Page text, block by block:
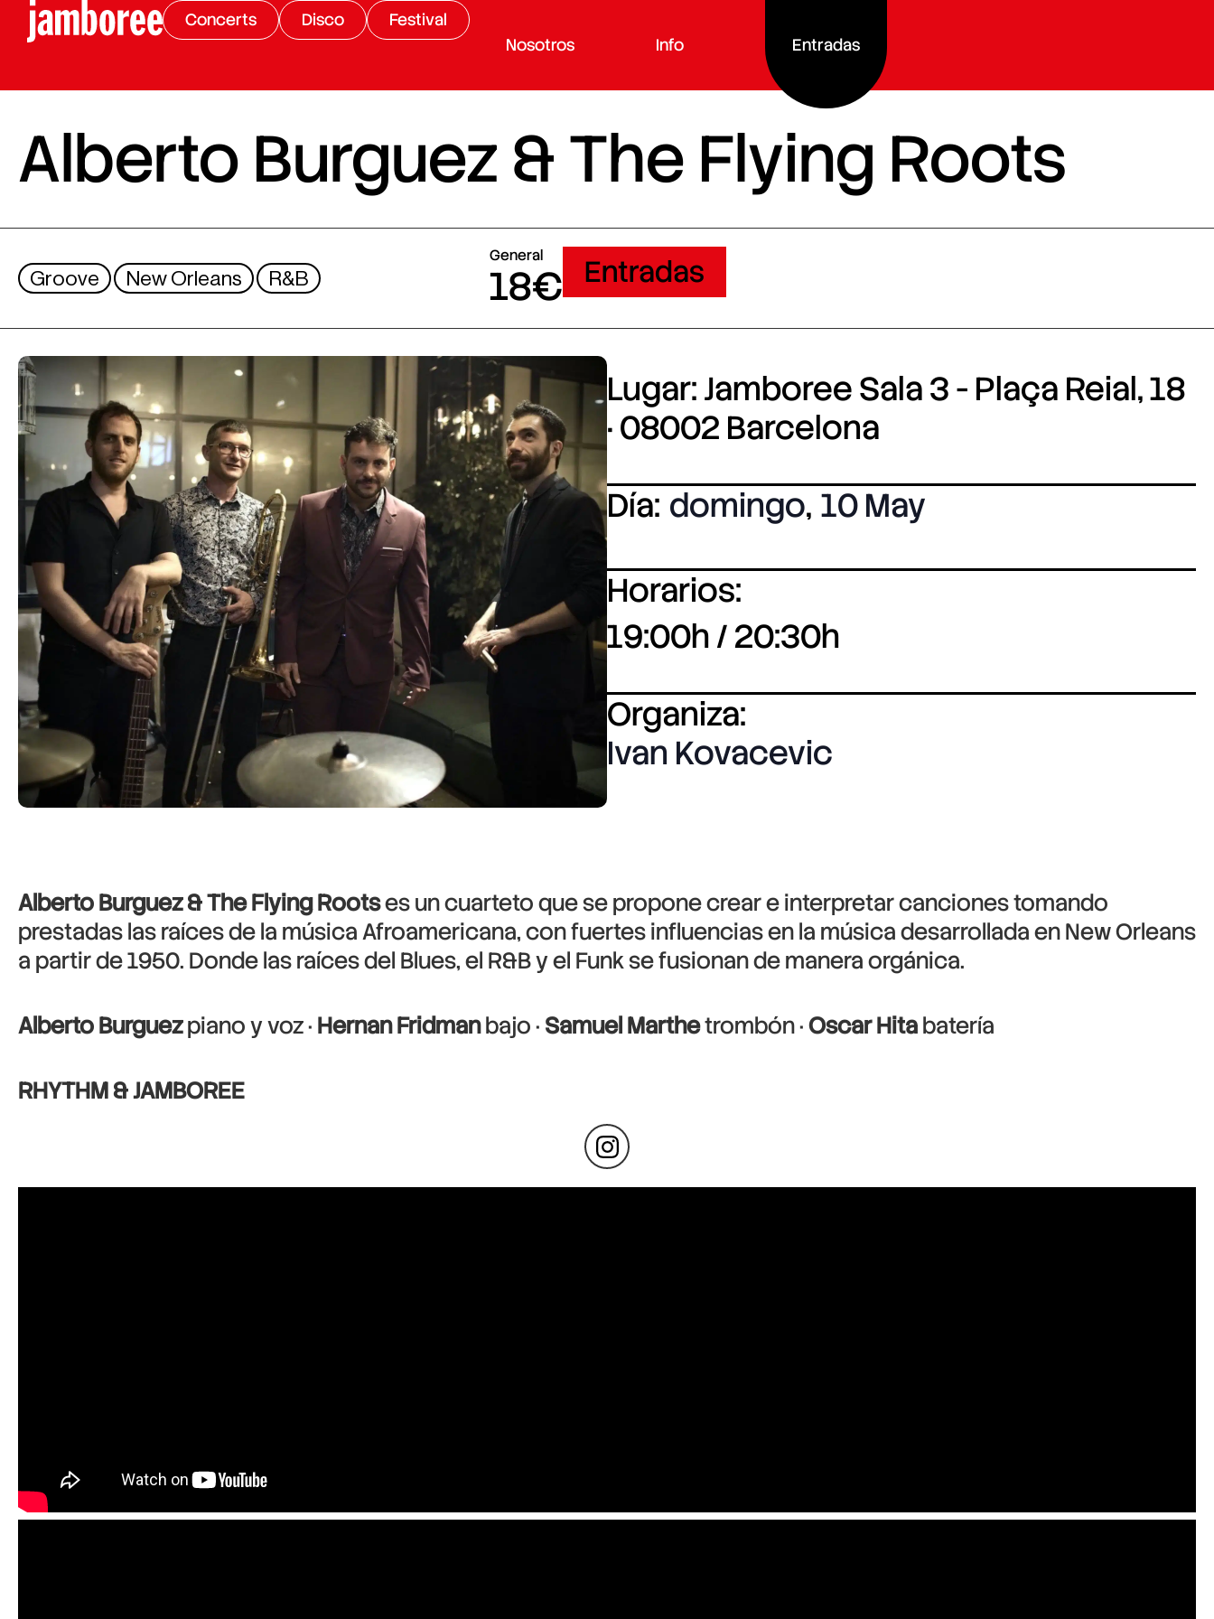
Concerts Disco
Festival
Nosotros
Info Entradas
Alberto Burguez & The Flying Roots
Groove New Orleans R&B
General
18€ Entradas
Lugar: Jamboree Sala 3 - Plaça Reial, 18
· 08002 Barcelona
Día: domingo, 10 May
Horarios:
19:00h / 20:30h
Organiza:
Ivan Kovacevic
Alberto Burguez & The Flying Rootses un cuarteto que se propone crear e interpretar canciones tomando
prestadas las raíces de la música Afroamericana, con fuertes influencias en la música desarrollada en New Orleans
a partir de 1950. Donde las raíces del Blues, el R&B y el Funk se fusionan de manera orgánica.
Alberto Burguezpiano y voz · Hernan Fridmanbajo · Samuel Marthetrombón ·Oscar Hitabatería
RHYTHM & JAMBOREE